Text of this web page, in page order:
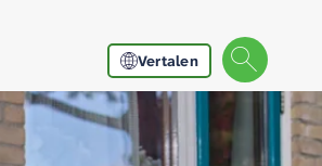
Vertalen